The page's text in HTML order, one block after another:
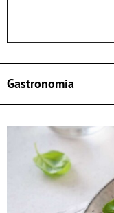
Gastronomia